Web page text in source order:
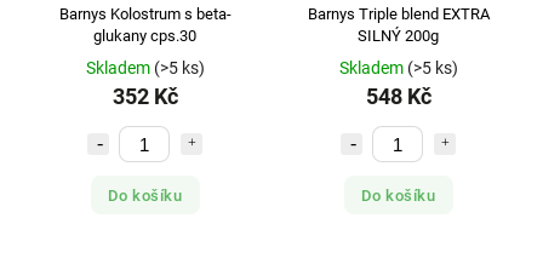
Barnys Kolostrum s beta-
glukany cps.30
Skladem (>5 ks)
352 Kč
Do košíku
Barnys Triple blend EXTRA
SILNÝ 200g
Skladem (>5 ks)
548 Kč
Do košíku